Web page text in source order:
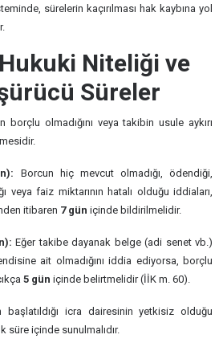
sürelerin kaçırılması hak kaybına yol
Niteliği ve
Süreler
olmadığını veya takibin usule aykırı
Borcun hiç mevcut olmadığı, ödendiği,
veya faiz miktarının hatalı olduğu iddiaları,
itibaren 7 gün içinde bildirilmelidir.
Eğer takibe dayanak belge (adi senet vb.)
ait olmadığını iddia ediyorsa, borçlu
5 gün içinde belirtmelidir (İİK m. 60).
başlatıldığı icra dairesinin yetkisiz olduğu
süre içinde sunulmalıdır.